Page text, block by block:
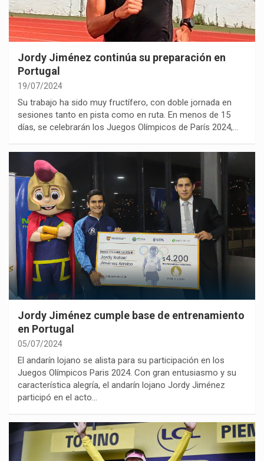
Jordy Jiménez continúa su preparación en
Portugal
19/07/2024
Su trabajo ha sido muy fructífero, con doble jornada en
sesiones tanto en pista como en ruta. En menos de 15
días, se celebrarán los Juegos Olímpicos de París 2024,…
Jordy Jiménez cumple base de entrenamiento
en Portugal
05/07/2024
El andarín lojano se alista para su participación en los
Juegos Olímpicos Paris 2024. Con gran entusiasmo y su
característica alegría, el andarín lojano Jordy Jiménez
participó en el acto…